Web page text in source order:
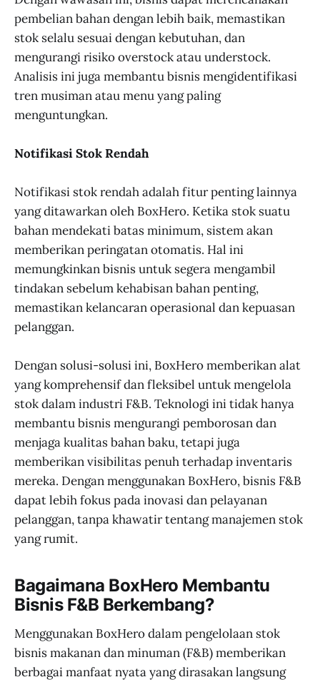
pembelian bahan dengan lebih baik, memastikan
stok selalu sesuai dengan kebutuhan, dan
mengurangi risiko overstock atau understock.
Analisis ini juga membantu bisnis mengidentifikasi
tren musiman atau menu yang paling
menguntungkan.
Notifikasi Stok Rendah
Notifikasi stok rendah adalah fitur penting lainnya
yang ditawarkan oleh BoxHero. Ketika stok suatu
bahan mendekati batas minimum, sistem akan
memberikan peringatan otomatis. Hal ini
memungkinkan bisnis untuk segera mengambil
tindakan sebelum kehabisan bahan penting,
memastikan kelancaran operasional dan kepuasan
pelanggan.
Dengan solusi-solusi ini, BoxHero memberikan alat
yang komprehensif dan fleksibel untuk mengelola
stok dalam industri F&B. Teknologi ini tidak hanya
membantu bisnis mengurangi pemborosan dan
menjaga kualitas bahan baku, tetapi juga
memberikan visibilitas penuh terhadap inventaris
mereka. Dengan menggunakan BoxHero, bisnis F&B
dapat lebih fokus pada inovasi dan pelayanan
pelanggan, tanpa khawatir tentang manajemen stok
yang rumit.
Bagaimana BoxHero Membantu
Bisnis F&B Berkembang?
Menggunakan BoxHero dalam pengelolaan stok
bisnis makanan dan minuman (F&B) memberikan
berbagai manfaat nyata yang dirasakan langsung